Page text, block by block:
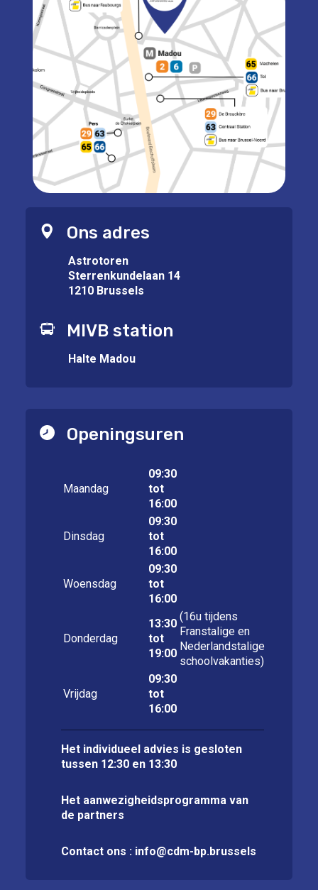
Ons adres
Astrotoren
Sterrenkundelaan 14
1210 Brussels
MIVB station
Halte Madou
Openingsuren
Maandag
09:30
tot
16:00
Dinsdag
09:30
tot
16:00
Woensdag
09:30
tot
16:00
Donderdag
13:30
tot
19:00
(16u tijdens
Franstalige en
Nederlandstalige
schoolvakanties)
Vrijdag
09:30
tot
16:00
Het individueel advies is gesloten
tussen 12:30 en 13:30
Het aanwezigheidsprogramma van
de partners
Contact ons : info@cdm-bp.brussels